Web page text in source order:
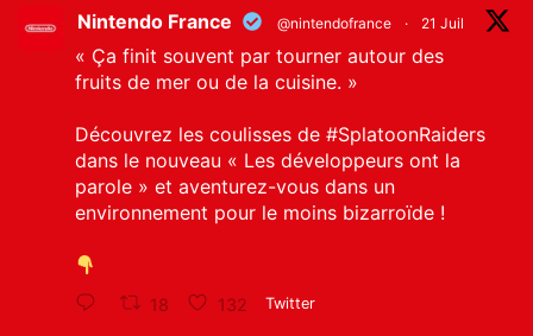
Nintendo France @nintendofrance · 21 Juil
« Ça finit souvent par tourner autour des
fruits de mer ou de la cuisine. »
Découvrez les coulisses de #SplatoonRaiders
dans le nouveau « Les développeurs ont la
parole » et aventurez-vous dans un
environnement pour le moins bizarroïde !
18 132 Twitter